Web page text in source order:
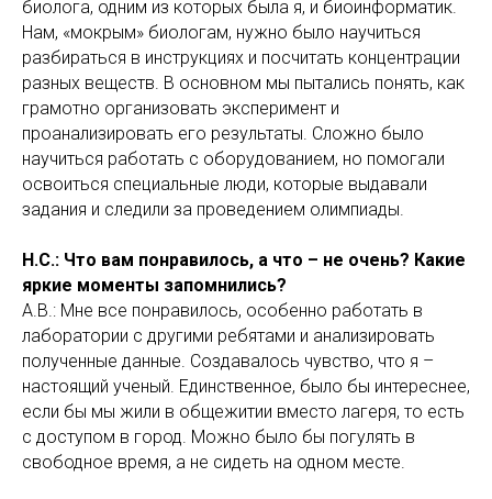
биолога, одним из которых была я, и биоинформатик.
Нам, «мокрым» биологам, нужно было научиться
разбираться в инструкциях и посчитать концентрации
разных веществ. В основном мы пытались понять, как
грамотно организовать эксперимент и
проанализировать его результаты. Сложно было
научиться работать с оборудованием, но помогали
освоиться специальные люди, которые выдавали
задания и следили за проведением олимпиады.
Н.С.: Что вам понравилось, а что – не очень? Какие
яркие моменты запомнились?
А.В.: Мне все понравилось, особенно работать в
лаборатории с другими ребятами и анализировать
полученные данные. Создавалось чувство, что я –
настоящий ученый. Единственное, было бы интереснее,
если бы мы жили в общежитии вместо лагеря, то есть
с доступом в город. Можно было бы погулять в
свободное время, а не сидеть на одном месте.